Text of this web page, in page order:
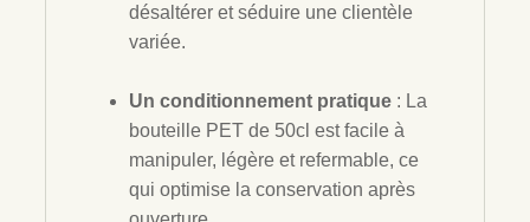
désaltérer et séduire une clientèle
variée.
Un conditionnement pratique : La
bouteille PET de 50cl est facile à
manipuler, légère et refermable, ce
qui optimise la conservation après